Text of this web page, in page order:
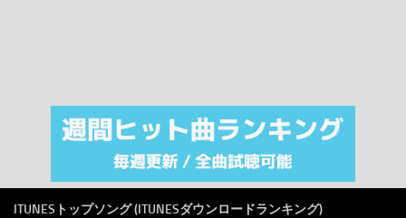
注目カテゴリ
オリジナルiTunes週間トップソング
ITUNESトップソング (ITUNESダウンロードランキング)